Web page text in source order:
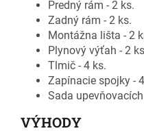
Predný rám - 2 ks.
Zadný rám - 2 ks.
Montážna lišta - 2
Plynový výťah - 2
Tlmič - 4 ks.
Zapínacie spojky -
Sada
VÝHODY